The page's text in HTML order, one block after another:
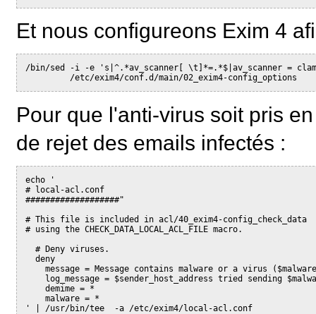
Et nous configureons Exim 4
/bin/sed -i -e 's|^.*av_scanner[ \t]*=.*$|av_scanner =
         /etc/exim4/conf.d/main/02_exim4-config_options
Pour que l'anti-virus soit pris
de rejet des emails infectés :
echo '
# local-acl.conf
###################"
# This file is included in acl/40_exim4-config_check_data
# using the CHECK_DATA_LOCAL_ACL_FILE macro.
# Deny viruses.
  deny
message = Message contains malware or a virus
log_message = $sender_host_address tried sending
    demime = *
    malware = *
' | /usr/bin/tee  -a /etc/exim4/local-acl.conf